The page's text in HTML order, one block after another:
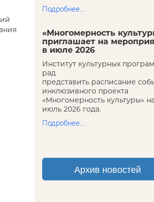
Подробнее...
«Многомерность
приглашает на
в июле 2026
Институт культурных
рад
представить расписание
инклюзивного проекта
«Многомерность культуры» на
июль 2026 года.
Подробнее...
Архив новостей